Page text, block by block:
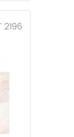
2196